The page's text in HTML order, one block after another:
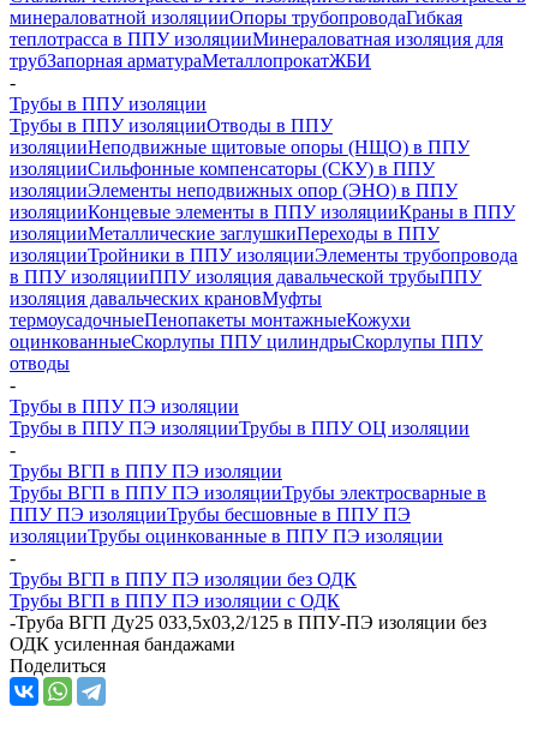
минераловатной изоляцииОпоры трубопроводаГибкая
теплотрасса в ППУ изоляцииМинераловатная изоляция для
трубЗапорная арматураМеталлопрокатЖБИ
-
Трубы в ППУ изоляции
Трубы в ППУ изоляцииОтводы в ППУ
изоляцииНеподвижные щитовые опоры (НЩО) в ППУ
изоляцииCильфонные компенсаторы (СКУ) в ППУ
изоляцииЭлементы неподвижных опор (ЭНО) в ППУ
изоляцииКонцевые элементы в ППУ изоляцииКраны в ППУ
изоляцииМеталлические заглушкиПереходы в ППУ
изоляцииТройники в ППУ изоляцииЭлементы трубопровода
в ППУ изоляцииППУ изоляция давальческой трубыППУ
изоляция давальческих крановМуфты
термоусадочныеПенопакеты монтажныеКожухи
оцинкованныеСкорлупы ППУ цилиндрыСкорлупы ППУ
отводы
-
Трубы в ППУ ПЭ изоляции
Трубы в ППУ ПЭ изоляцииТрубы в ППУ ОЦ изоляции
-
Трубы ВГП в ППУ ПЭ изоляции
Трубы ВГП в ППУ ПЭ изоляцииТрубы электросварные в
ППУ ПЭ изоляцииТрубы бесшовные в ППУ ПЭ
изоляцииТрубы оцинкованные в ППУ ПЭ изоляции
-
Трубы ВГП в ППУ ПЭ изоляции без ОДК
Трубы ВГП в ППУ ПЭ изоляции с ОДК
-Труба ВГП Ду25 033,5х03,2/125 в ППУ-ПЭ изоляции без
ОДК усиленная бандажами
Поделиться